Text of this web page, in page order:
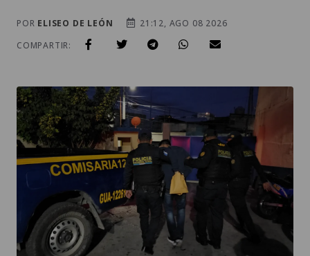
POR ELISEO DE LEÓN
21:12, AGO 08 2026
COMPARTIR: